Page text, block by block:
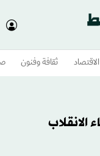
الاقتصاد ثقافة وفنون
الانقلاب